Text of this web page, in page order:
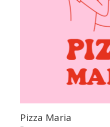
Pizza Maria